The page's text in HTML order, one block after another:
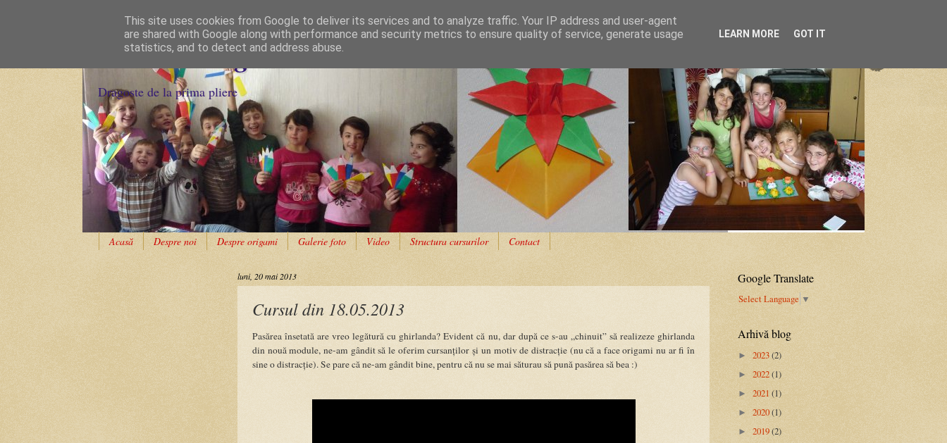
Cursuri Origami
Dragoste de la prima pliere
Acasă Despre noi Despre origami Galerie foto Video Structura cursurilor Contact
luni, 20 mai 2013
Cursul din 18.05.2013
Pasărea însetată are vreo legătură cu ghirlanda? Evident că nu, dar după ce s-au „chinuit” să realizeze ghirlanda
din nouă module, ne-am gândit să le oferim cursanților și un motiv de distracție (nu că a face origami nu ar fi în
sine o distracție). Se pare că ne-am gândit bine, pentru că nu se mai săturau să pună pasărea să bea :)
Google Translate
Select Language ▼
Arhivă blog
► 2023(2)
► 2022(1)
► 2021 (1)
► 2020(1)
► 2019(2)
This site uses cookies from Google to deliver its services and to analyze traffic. Your IP address and user-agent
are shared with Google along with performance and security metrics to ensure quality of service, generate usage
statistics, and to detect and address abuse.
LEARN MORE GOT IT